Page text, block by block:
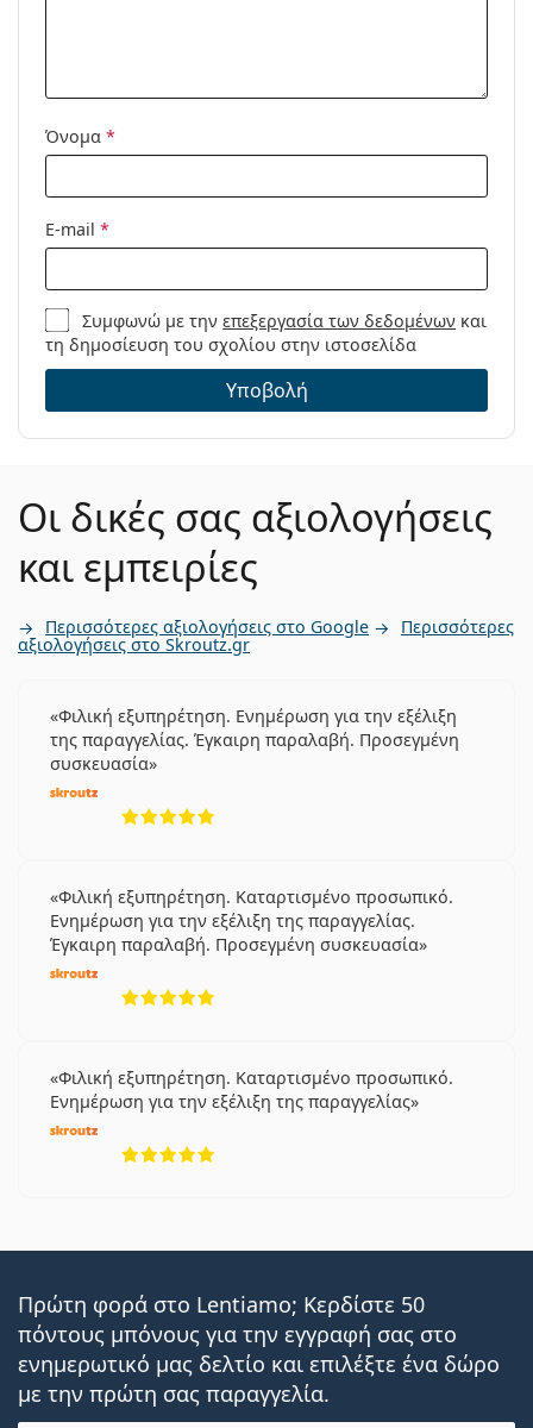
Όνομα *
E-mail *
Συμφωνώ με τηνεπεξεργασία των δεδομένων και
τη δημοσίευση του σχολίου στην ιστοσελίδα
Υποβολή
Οι δικές σας αξιολογήσεις
και εμπειρίες
Περισσότερες αξιολογήσεις στο Google Περισσότερες
αξιολογήσεις στο Skroutz.gr
Φιλική εξυπηρέτηση. Ενημέρωση για την εξέλιξη
της παραγγελίας. Έγκαιρη παραλαβή. Προσεγμένη
συσκευασία
Φιλική εξυπηρέτηση. Καταρτισμένο προσωπικό.
Ενημέρωση για την εξέλιξη της παραγγελίας.
Έγκαιρη παραλαβή. Προσεγμένη συσκευασία
Φιλική εξυπηρέτηση. Καταρτισμένο προσωπικό.
Ενημέρωση για την εξέλιξη της παραγγελίας
Πρώτη φορά στο Lentiamo; Κερδίστε 50
πόντους μπόνους για την εγγραφή σας στο
ενημερωτικό μας δελτίο και επιλέξτε ένα δώρο
με την πρώτη σας παραγγελία.